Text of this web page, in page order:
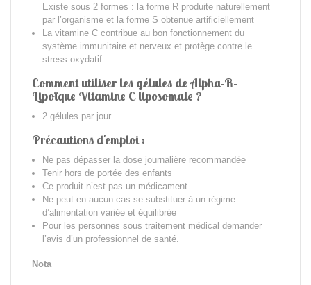
Existe sous 2 formes : la forme R produite naturellement
par l’organisme et la forme S obtenue artificiellement
La vitamine C contribue au bon fonctionnement du
système immunitaire et nerveux et protège contre le
stress oxydatif
Comment utiliser les gélules de Alpha-R-
Lipoïque Vitamine C liposomale ?
2 gélules par jour
Précautions d'emploi :
Ne pas dépasser la dose journalière recommandée
Tenir hors de portée des enfants
Ce produit n’est pas un médicament
Ne peut en aucun cas se substituer à un régime
d’alimentation variée et équilibrée
Pour les personnes sous traitement médical demander
l’avis d’un professionnel de santé.
Nota